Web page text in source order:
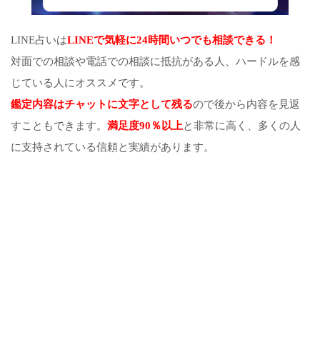
LINE占いはLINEで気軽に24時間いつでも相談できる！
対面での相談や電話での相談に抵抗がある人、ハードルを感
じている人にオススメです。
鑑定内容はチャットに文字として残るので後から内容を見返
すこともできます。 満足度90％以上と非常に高く、多くの人
に支持されている信頼と実績があります。